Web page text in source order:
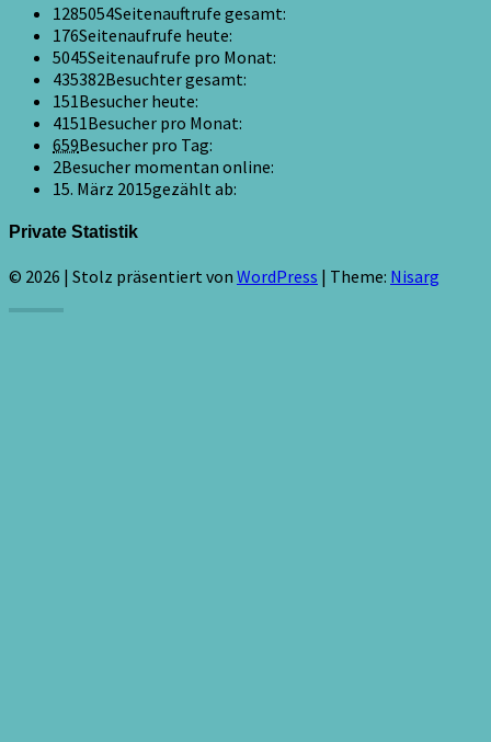
1285054Seitenauftrufe gesamt:
176Seitenaufrufe heute:
5045Seitenaufrufe pro Monat:
435382Besuchter gesamt:
151Besucher heute:
4151Besucher pro Monat:
659Besucher pro Tag:
2Besucher momentan online:
15. März 2015gezählt ab:
Private Statistik
© 2026 | Stolz präsentiert von WordPress | Theme: Nisarg